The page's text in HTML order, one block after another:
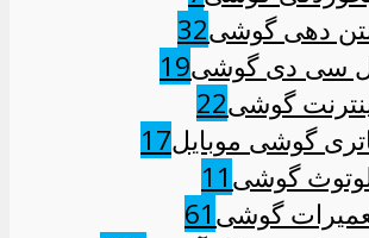
دهی گوشی32
سی دی گوشی19
گوشی22
گوشی موبایل17
گوشی11
گوشی61